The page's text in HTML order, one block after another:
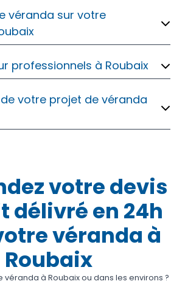
véranda sur votre
professionnels à Roubaix
votre projet de véranda
votre devis
délivré en 24h
véranda à
Roubaix
véranda à Roubaix ou dans les environs ?